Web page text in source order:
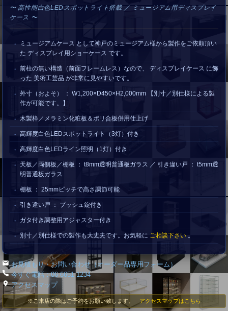
〜 高性能白色LEDスポットライト搭載 ／ ミュージアム用ディスプレイ
ケース 〜
ミュージアムケース として神戸のミュージアム様から製作をご依頼頂い
た ディスプレイ用ショーケース です。
前柱の無い構造（前面フレームレス）なので、 ディスプレイケース に飾
った 美術工芸品 が非常に見やすいです。
外寸（およそ） ： W1,200×D450×H2,000mm 【別寸／別仕様による製
作が可能です。】
木製枠／メラミン化粧板＆ポリ合板併用仕上げ
高輝度白色LEDスポットライト（3灯）付き
高輝度白色LEDライン照明（1灯）付き
天板／両側板／棚板 ： t8mm透明普通板ガラス ／ 引き違い戸 ： t5mm透
明普通板ガラス
棚板 ： 25mmピッチで高さ調節可能
引き違い戸 ： プッシュ錠付き
ガタ付き調整用アジャスター付き
別寸／別仕様での製作も大丈夫です。お気軽に ご相談下さい 。
お見積もり・お問い合わせ（オーダー品専用フォーム）
今すぐ電話：06-6651-1234
アクセスマップ
※ご来店の際はご予約をお願い致します。 アクセスマップはこちら